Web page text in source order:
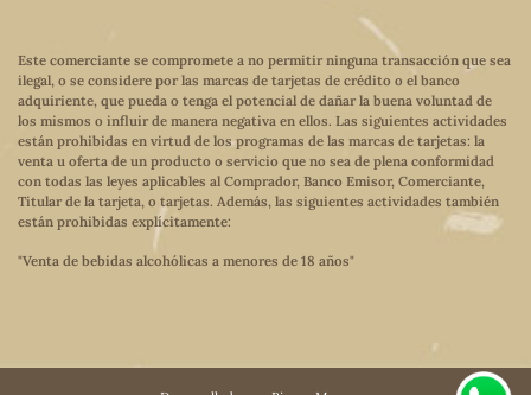
Este comerciante se compromete a no permitir ninguna transacción que sea
ilegal, o se considere por las marcas de tarjetas de crédito o el banco
adquiriente, que pueda o tenga el potencial de dañar la buena voluntad de
los mismos o influir de manera negativa en ellos. Las siguientes actividades
están prohibidas en virtud de los programas de las marcas de tarjetas: la
venta u oferta de un producto o servicio que no sea de plena conformidad
con todas las leyes aplicables al Comprador, Banco Emisor, Comerciante,
Titular de la tarjeta, o tarjetas. Además, las siguientes actividades también
están prohibidas explícitamente:
"Venta de bebidas alcohólicas a menores de 18 años"